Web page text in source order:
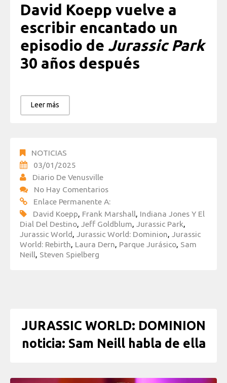
David Koepp vuelve a
escribir encantado un
episodio de Jurassic Park
30 años después
Leer más
NOTICIAS
03/01/2025
Diario De Venusville
No Hay Comentarios
Enlace Permanente A:
David Koepp, Frank Marshall, Indiana Jones Y El
Dial Del Destino, Jeff Goldblum, Jurassic Park,
Jurassic World, Jurassic World: Dominion, Jurassic
World: Rebirth, Laura Dern, Parque Jurásico, Sam
Neill, Steven Spielberg
JURASSIC WORLD: DOMINION
noticia: Sam Neill habla de ella